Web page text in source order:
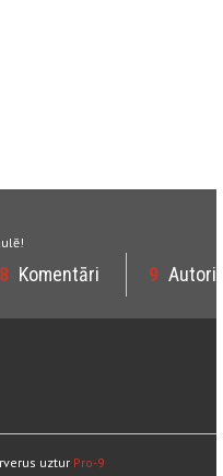
Komentāri 9 Autori
uztur Pro-9